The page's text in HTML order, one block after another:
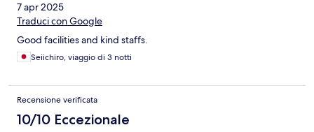
7 apr 2025
Traduci con Google
Good facilities and kind staffs.
Seiichiro, viaggio di 3 notti
Recensione verificata
10/10 Eccezionale